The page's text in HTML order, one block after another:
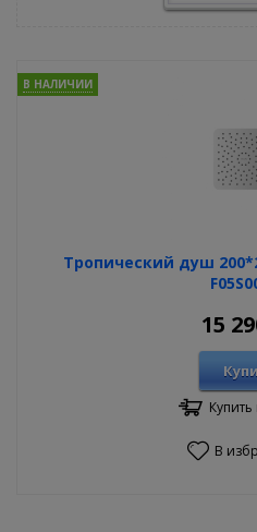
Тропический душ
В НАЛИЧИИ
15
Купить
В